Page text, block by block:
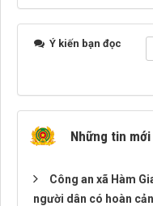
Ý kiến bạn đọc
Những tin
Công an xã Hàm
người dân có hoàn